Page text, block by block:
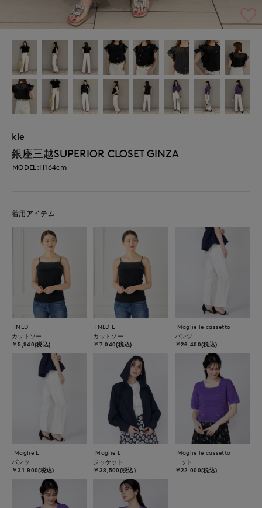
kie
銀座三越SUPERIOR CLOSET GINZA
MODEL:H164cm
着用アイテム
INED
カットソー
￥5,940(税込)
INED L
カットソー
￥7,040(税込)
Maglie le cassetto
パンツ
￥26,400(税込)
Maglie L
パンツ
￥31,900(税込)
Maglie L
ジャケット
￥38,500(税込)
Maglie le cassetto
ニット
￥22,000(税込)